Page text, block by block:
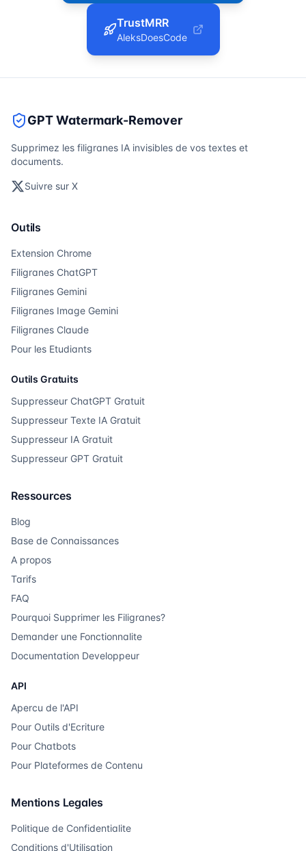
TrustMRR
AleksDoesCode
GPT Watermark-Remover
Supprimez les filigranes IA invisibles de vos textes et
documents.
Suivre sur X
Outils
Extension Chrome
Filigranes ChatGPT
Filigranes Gemini
Filigranes Image Gemini
Filigranes Claude
Pour les Etudiants
Outils Gratuits
Suppresseur ChatGPT Gratuit
Suppresseur Texte IA Gratuit
Suppresseur IA Gratuit
Suppresseur GPT Gratuit
Ressources
Blog
Base de Connaissances
A propos
Tarifs
FAQ
Pourquoi Supprimer les Filigranes?
Demander une Fonctionnalite
Documentation Developpeur
API
Apercu de l'API
Pour Outils d'Ecriture
Pour Chatbots
Pour Plateformes de Contenu
Mentions Legales
Politique de Confidentialite
Conditions d'Utilisation